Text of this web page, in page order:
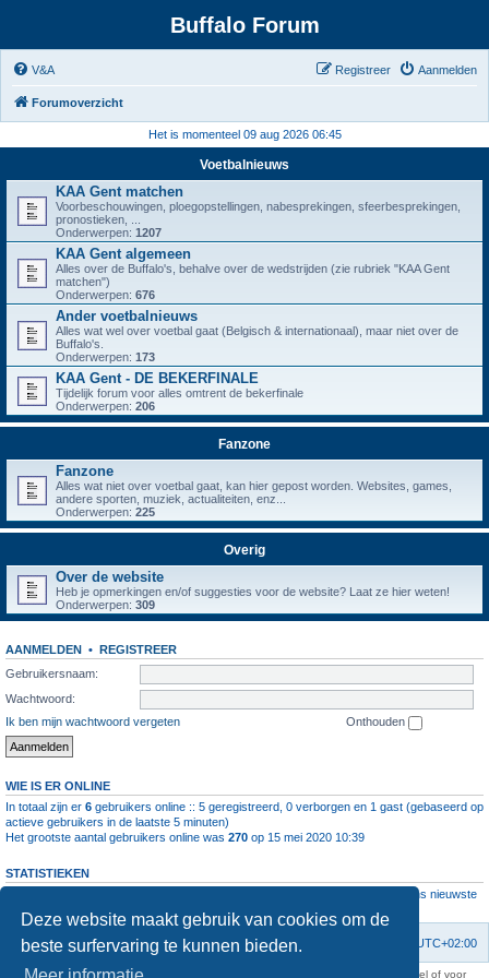
Deze website maakt gebruik van cookies om de
beste surfervaring te kunnen bieden.
Buffalo Forum
V&A Aanmelden
Registreer
Forumoverzicht
Het is momenteel 09 aug 2026 06:45
Voetbalnieuws
KAA Gent matchen
Voorbeschouwingen, ploegopstellingen, nabesprekingen, sfeerbesprekingen,
pronostieken, ...
Onderwerpen: 1207
KAA Gent algemeen
Alles over de Buffalo's, behalve over de wedstrijden (zie rubriek "KAA Gent
matchen")
Onderwerpen: 676
Ander voetbalnieuws
Alles wat wel over voetbal gaat (Belgisch & internationaal), maar niet over de
Buffalo's.
Onderwerpen: 173
KAA Gent - DE BEKERFINALE
Tijdelijk forum voor alles omtrent de bekerfinale
Onderwerpen: 206
Fanzone
Fanzone
Alles wat niet over voetbal gaat, kan hier gepost worden. Websites, games,
andere sporten, muziek, actualiteiten, enz...
Onderwerpen: 225
Overig
Over de website
Heb je opmerkingen en/of suggesties voor de website? Laat ze hier weten!
Onderwerpen: 309
AANMELDEN • REGISTREER
Gebruikersnaam:
Wachtwoord:
Ik ben mijn wachtwoord vergeten
Onthouden
WIE IS ER ONLINE
In totaal zijn er 6 gebruikers online :: 5 geregistreerd, 0 verborgen en 1 gast (gebaseerd op
actieve gebruikers in de laatste 5 minuten)
Het grootste aantal gebruikers online was 270 op 15 mei 2020 10:39
STATISTIEKEN
• Ons nieuwste
Forumoverzicht UTC+02:00
Verwijder cookies
Contact
KAA Gent kan nooit aansprakelijk worden gesteld voor om het even welk nadeel of voor